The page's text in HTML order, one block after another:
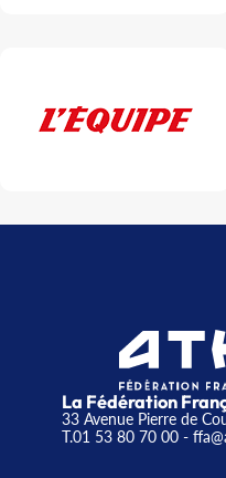
La Fédération
33 Avenue Pierre de
T.01 53 80 70 00-